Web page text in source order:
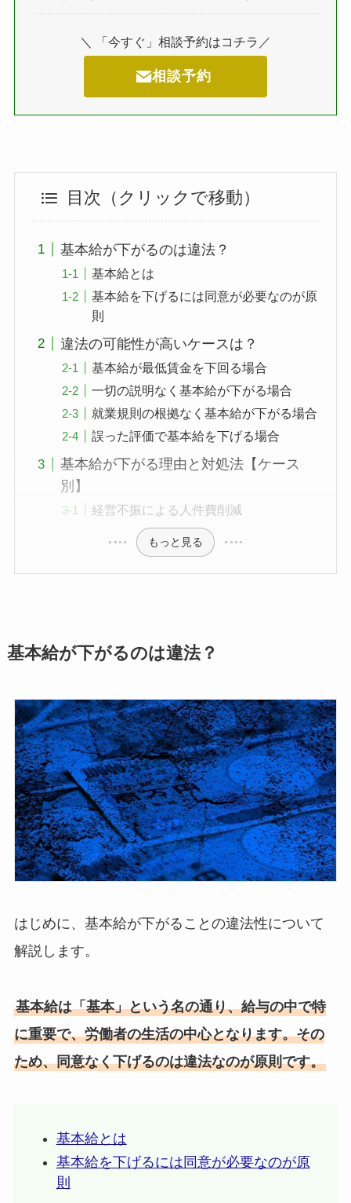
＼ 「今すぐ」相談予約はコチラ／
相談予約
目次（クリックで移動）
基本給が下がるのは違法？
基本給とは
基本給を下げるには同意が必要なのが原
則
違法の可能性が高いケースは？
基本給が最低賃金を下回る場合
一切の説明なく基本給が下がる場合
就業規則の根拠なく基本給が下がる場合
誤った評価で基本給を下げる場合
基本給が下がる理由と対処法【ケース
別】
経営不振による人件費削減
もっと見る
基本給が下がるのは違法？
はじめに、基本給が下がることの違法性について
解説します。
基本給は「基本」という名の通り、給与の中で特
に重要で、労働者の生活の中心となります。その
ため、同意なく下げるのは違法なのが原則です。
基本給とは
基本給を下げるには同意が必要なのが原
則